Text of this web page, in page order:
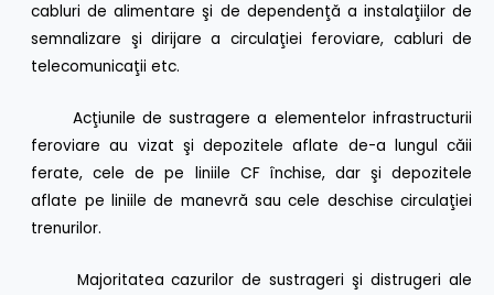
cabluri de alimentare şi de dependenţă a instalaţiilor de
semnalizare şi dirijare a circulaţiei feroviare, cabluri de
telecomunicaţii etc.
Acţiunile de sustragere a elementelor infrastructurii
feroviare au vizat şi depozitele aflate de-a lungul căii
ferate, cele de pe liniile CF închise, dar şi depozitele
aflate pe liniile de manevră sau cele deschise circulaţiei
trenurilor.
Majoritatea cazurilor de sustrageri şi distrugeri ale